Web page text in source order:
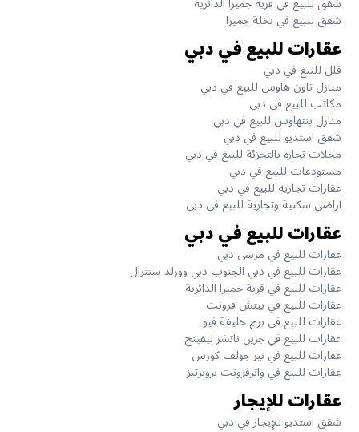
شقق للبيع في نخلة جميرا
عقارات للبيع في دبي
فلل للبيع في دبي
منازل تاون هاوس للبيع في دبي
مكاتب للبيع في دبي
منازل بنتهاوس للبيع في دبي
شقق استديو للبيع في دبي
محلات تجارة بالتجزئة للبيع في دبي
مستودعات للبيع في دبي
عقارات تجارية للبيع في دبي
آراضي سكنية وتجارية للبيع في دبي
عقارات للبيع في دبي
عقارات للبيع في مرسى دبي
عقارات للبيع في دبي الجنوب دبي وورلد سنترال
عقارات للبيع في قرية جميرا الدائرية
عقارات للبيع في بيتش فرونت
عقارات للبيع في برج خليفة فيو
عقارات للبيع في جرين ناتشر ليفينج
عقارات للبيع في نير جولف كورس
عقارات للبيع في واترفرونت بروبرتيز
عقارات للإيجار
شقق استديو للإيجار في دبي